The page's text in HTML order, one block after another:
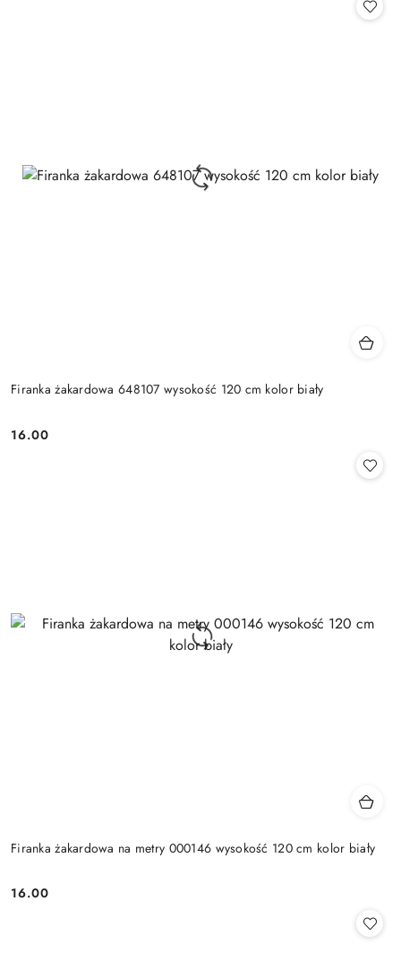
Firanka żakardowa 648107 wysokość 120 cm kolor biały
Cena:
16.00
Firanka żakardowa na metry 000146 wysokość 120 cm kolor biały
Cena:
16.00